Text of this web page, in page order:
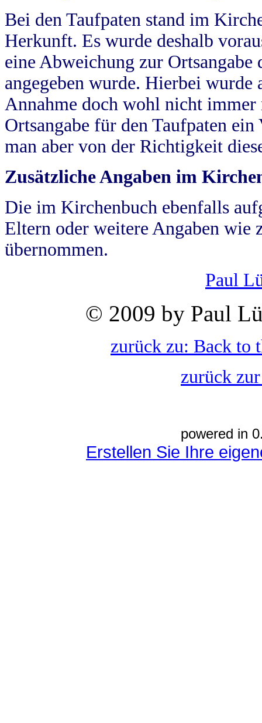
Bei den Taufpaten stand im
Herkunft. Es wurde deshalb
eine Abweichung zur
angegeben wurde. Hierbei wurde
Annahme doch wohl nicht
Ortsangabe für den Taufpaten
man aber von der Richtigkeit
Zusätzliche Angaben im
Die im Kirchenbuch ebenfalls
Eltern oder weitere Angaben wie
übernommen.
Paul
© 2009 by Paul
zurück zu: Back to
zurück
powered in
Erstellen Sie Ihre